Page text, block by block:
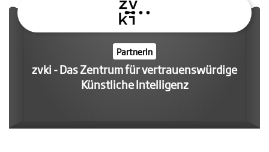
PartnerIn
zvki - Das Zentrum für vertrauenswürdige
Künstliche Intelligenz